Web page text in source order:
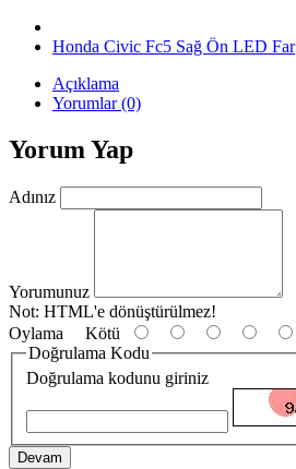
Honda Civic Fc5 Sağ Ön LED Far
Açıklama
Yorumlar (0)
Yorum Yap
Adınız
Yorumunuz
Not: HTML'e dönüştürülmez!
Oylama Kötü
Doğrulama Kodu
Doğrulama kodunu giriniz
Devam